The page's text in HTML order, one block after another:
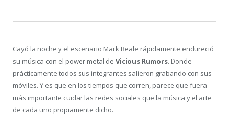
Cayó la noche y el escenario Mark Reale rápidamente endureció
su música con el power metal de Vicious Rumors. Donde
prácticamente todos sus integrantes salieron grabando con sus
móviles. Y es que en los tiempos que corren, parece que fuera
más importante cuidar las redes sociales que la música y el arte
de cada uno propiamente dicho.